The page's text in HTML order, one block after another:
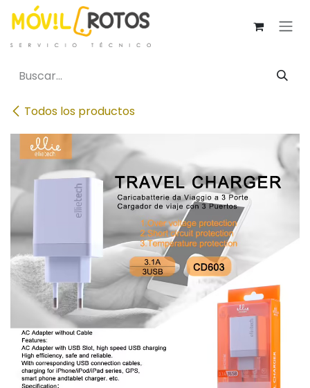
Ir al contenido
Todos los productos